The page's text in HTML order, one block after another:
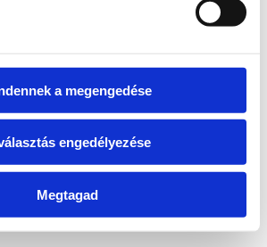
a megengedése
engedélyezése
Megtagad